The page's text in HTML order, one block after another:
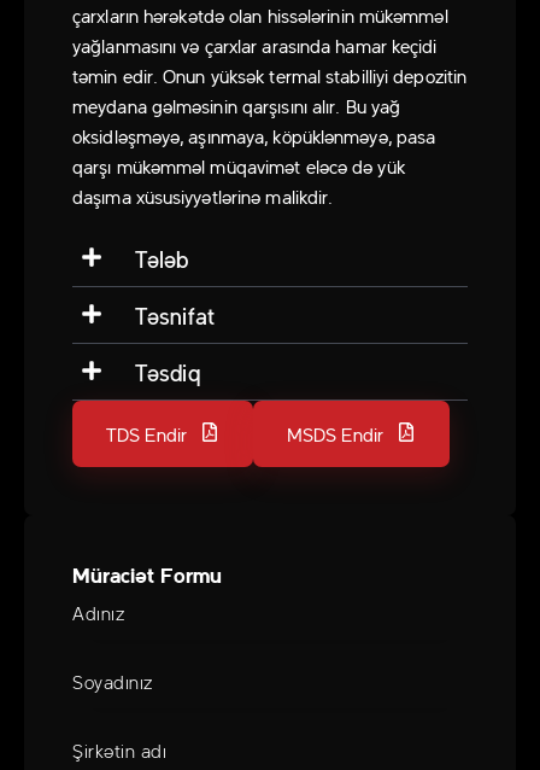
çarxların hərəkətdə olan hissələrinin mükəmməl
yağlanmasını və çarxlar arasında hamar keçidi
təmin edir. Onun yüksək termal stabilliyi depozitin
meydana gəlməsinin qarşısını alır. Bu yağ
oksidləşməyə, aşınmaya, köpüklənməyə, pasa
qarşı mükəmməl müqavimət eləcə də yük
daşıma xüsusiyyətlərinə malikdir.
Tələb
Təsnifat
Təsdiq
TDS Endir MSDS Endir
Müraciət Formu